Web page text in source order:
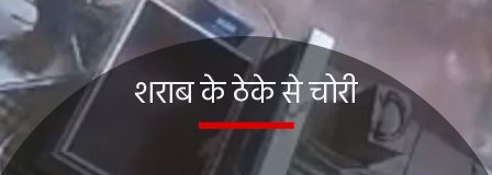
शराब के ठेके से चोरी